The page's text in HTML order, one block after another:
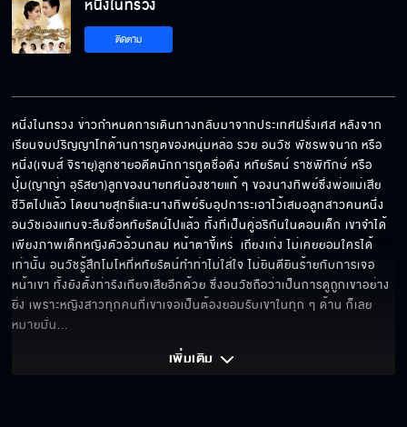
หนึ่งในทรวง
ติดตาม
หนึ่งในทรวง ข่าวกำหนดการเดินทางกลับมาจากประเทศฝรั่งเศส หลังจาก
เรียนจบปริญญาโทด้านการทูตของหนุ่มหล่อ รวย อนวัช พัชรพจนาถ หรือ
หนึ่ง(เจมส์ จิรายุ)ลูกชายอดีตนักการทูตชื่อดัง หทัยรัตน์ ราชพิทักษ์ หรือ
ปุ้ม(ญาญ่า อุรัสยา)ลูกของนายทศน้องชายแท้ ๆ ของนางทิพย์ซึ่งพ่อแม่เสีย
ชีวิตไปแล้ว โดยนายสุทธิ์และนางทิพย์รับอุปการะเอาไว้เสมอลูกสาวคนหนึ่ง
อนวัชเองแทบจะลืมชื่อหทัยรัตน์ไปแล้ว ทั้งที่เป็นคู่อริกันในตอนเด็ก เขาจำได้
เพียงภาพเด็กหญิงตัวอ้วนกลม หน้าตาขี้เหร่  เถียงเก่ง ไม่เคยยอมใครได้
เท่านั้น อนวัชรู้สึกโมโหที่หทัยรัตน์ทำท่าไม่ใส่ใจ ไม่ยินดียินร้ายกับการเจอ
หน้าเขา ทั้งยังตั้งท่ารังเกียจเสียอีกด้วย ซึ่งอนวัชถือว่าเป็นการดูถูกเขาอย่าง
ยิ่ง เพราะหญิงสาวทุกคนที่เขาเจอเป็นต้องยอมรับเขาในทุก ๆ ด้าน ก็เลย
หมายมั่น...
เพิ่มเติม